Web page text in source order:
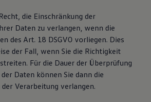
die Einschränkung der
Daten zu verlangen, wenn die
des Art. 18 DSGVO vorliegen. Dies
der Fall, wenn Sie die Richtigkeit
Für die Dauer der Überprüfung
Daten können Sie dann die
Verarbeitung verlangen.